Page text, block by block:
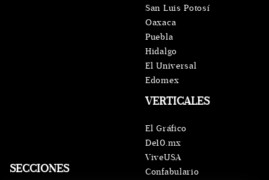
SECCIONES
VERTICALES
El Gráfico
De10.mx
ViveUSA
Confabulario
San Luis Potosí
Oaxaca
Puebla
Hidalgo
El Universal
Edomex